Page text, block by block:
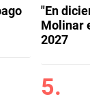
"En
Molinar
2027